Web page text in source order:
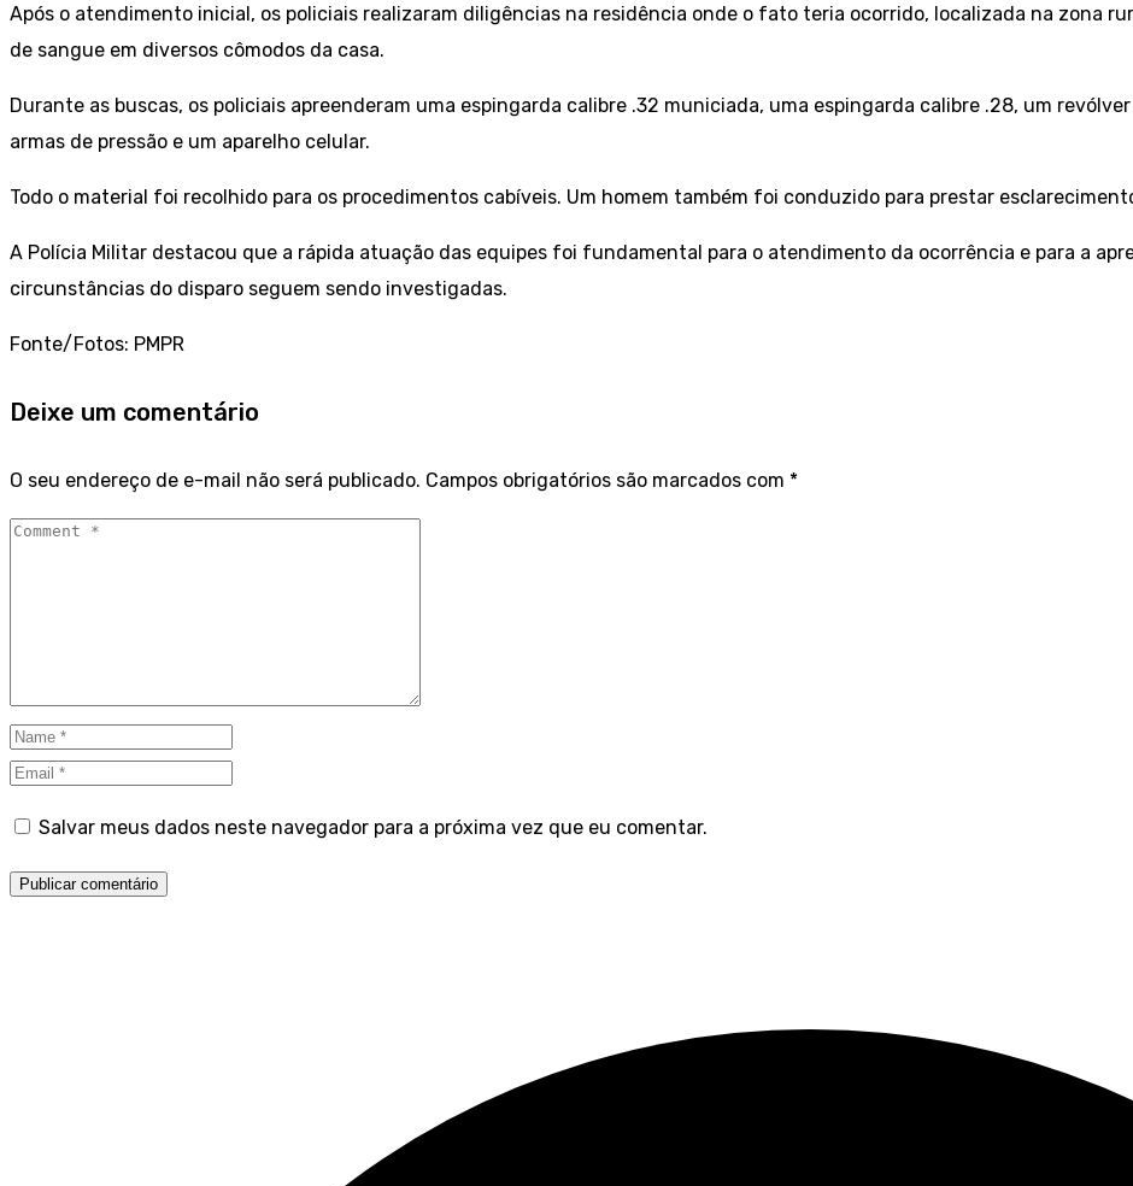
Após o atendimento inicial, os policiais realizaram diligências na residência onde o fato teria ocorrido, localizada na zona
de sangue em diversos cômodos da casa.
Durante as buscas, os policiais apreenderam uma espingarda calibre .32 municiada, uma espingarda calibre .28, um
armas de pressão e um aparelho celular.
Todo o material foi recolhido para os procedimentos cabíveis. Um homem também foi conduzido para prestar
A Polícia Militar destacou que a rápida atuação das equipes foi fundamental para o atendimento da ocorrência e para a
circunstâncias do disparo seguem sendo investigadas.
Fonte/Fotos: PMPR
Deixe um comentário
O seu endereço de e-mail não será publicado. Campos obrigatórios são marcados com *
Salvar meus dados neste navegador para a próxima vez que eu comentar.